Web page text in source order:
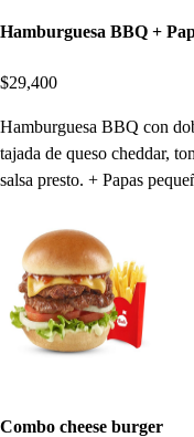
Hamburguesa BBQ +
$29,400
Hamburguesa BBQ con
tajada de queso cheddar,
salsa presto. + Papas
Combo cheese burger